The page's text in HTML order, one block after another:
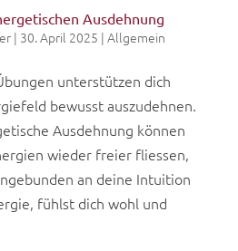
Ausdehnung
| 30. April 2025 | Allgemein
unterstützen dich
bewusst auszudehnen.
Ausdehnung können
wieder freier fliessen,
an deine Intuition
fühlst dich wohl und